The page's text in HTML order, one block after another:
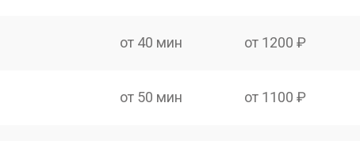
от 40 мин от 1200 ₽
от 50 мин от 1100 ₽